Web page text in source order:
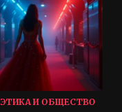
ЭТИКА И ОБЩЕСТВО